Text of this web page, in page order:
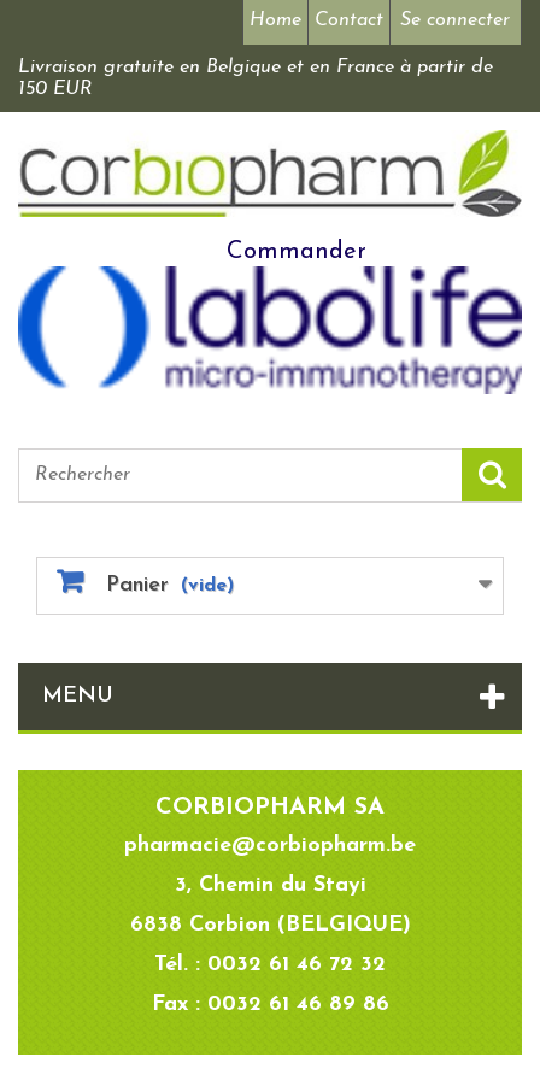
Se connecter
Home Contact
Livraison gratuite en Belgique et en France à partir de
150 EUR
Commander
Panier (vide)
MENU
CORBIOPHARM SA
pharmacie@corbiopharm.be
3, Chemin du Stayi
6838 Corbion (BELGIQUE)
Tél. : 0032 61 46 72 32
Fax : 0032 61 46 89 86